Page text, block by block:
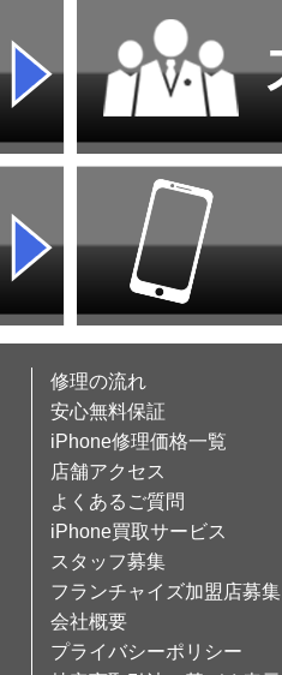
修理の流れ
安心無料保証
iPhone修理価格一覧
店舗アクセス
よくあるご質問
iPhone買取サービス
スタッフ募集
フランチャイズ加盟店募集
会社概要
プライバシーポリシー